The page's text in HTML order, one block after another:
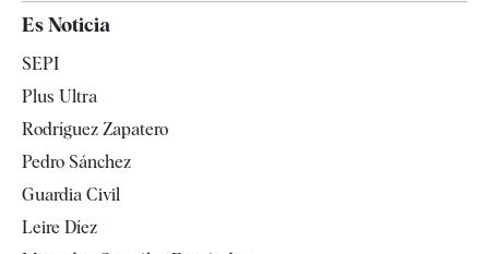
España
Televisión
Es Noticia
SEPI
Plus Ultra
Rodríguez Zapatero
Pedro Sánchez
Guardia Civil
Leire Díez